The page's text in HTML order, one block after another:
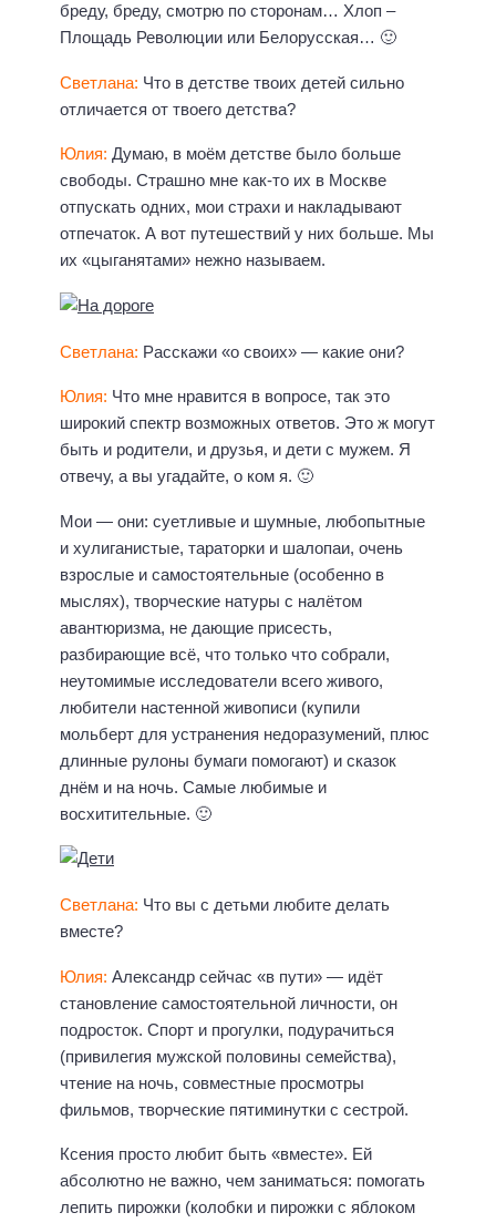
бреду, бреду, смотрю по сторонам… Хлоп –
Площадь Революции или Белорусская… 🙂
Светлана: Что в детстве твоих детей сильно
отличается от твоего детства?
Юлия: Думаю, в моём детстве было больше
свободы. Страшно мне как-то их в Москве
отпускать одних, мои страхи и накладывают
отпечаток. А вот путешествий у них больше. Мы
их «цыганятами» нежно называем.
Светлана: Расскажи «о своих» — какие они?
Юлия: Что мне нравится в вопросе, так это
широкий спектр возможных ответов. Это ж могут
быть и родители, и друзья, и дети с мужем. Я
отвечу, а вы угадайте, о ком я. 🙂
Мои — они: суетливые и шумные, любопытные
и хулиганистые, тараторки и шалопаи, очень
взрослые и самостоятельные (особенно в
мыслях), творческие натуры с налётом
авантюризма, не дающие присесть,
разбирающие всё, что только что собрали,
неутомимые исследователи всего живого,
любители настенной живописи (купили
мольберт для устранения недоразумений, плюс
длинные рулоны бумаги помогают) и сказок
днём и на ночь. Самые любимые и
восхитительные. 🙂
Светлана: Что вы с детьми любите делать
вместе?
Юлия: Александр сейчас «в пути» — идёт
становление самостоятельной личности, он
подросток. Спорт и прогулки, подурачиться
(привилегия мужской половины семейства),
чтение на ночь, совместные просмотры
фильмов, творческие пятиминутки с сестрой.
Ксения просто любит быть «вместе». Ей
абсолютно не важно, чем заниматься: помогать
лепить пирожки (колобки и пирожки с яблоком